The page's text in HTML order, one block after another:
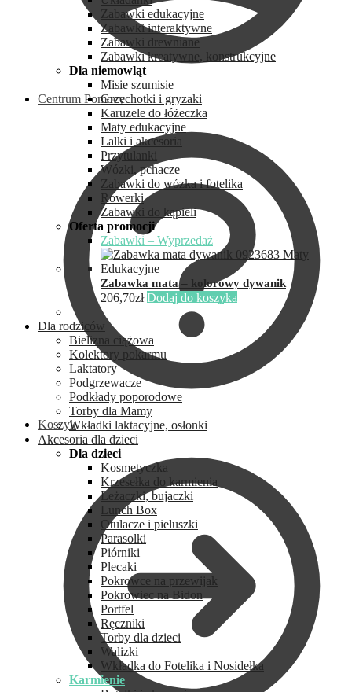
Centrum Pomocy
Koszyk
Zabawki edukacyjne
Zabawki interaktywne
Zabawki drewniane
Zabawki kreatywne, konstrukcyjne
Dla niemowląt
Misie szumisie
Grzechotki i gryzaki
Karuzele do łóżeczka
Maty edukacyjne
Lalki i akcesoria
Przytulanki
Wózki, pchacze
Zabawki do wózka i fotelika
Rowerki
Zabawki do kąpieli
Oferta promocji
Zabawki – Wyprzedaż
Zabawka mata – kolorowy dywanik
206,70zł Dodaj do koszyka
Dla rodziców
Bielizna ciążowa
Kolektory pokarmu
Laktatory
Podgrzewacze
Podkłady poporodowe
Torby dla Mamy
Wkładki laktacyjne, osłonki
Akcesoria dla dzieci
Dla dzieci
Kosmetyczka
Krzesełka do karmienia
Leżaczki, bujaczki
Lunch Box
Otulacze i pieluszki
Parasolki
Piórniki
Plecaki
Pokrowce na przewijak
Pokrowiec na Bidon
Portfel
Ręczniki
Torby dla dzieci
Walizki
Wkładka do Fotelika i Nosidełka
Karmienie